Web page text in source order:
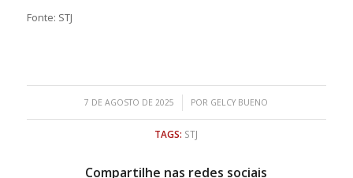
Fonte: STJ
7 DE AGOSTO DE 2025
/ POR GELCY BUENO
TAGS: STJ
Compartilhe nas redes sociais